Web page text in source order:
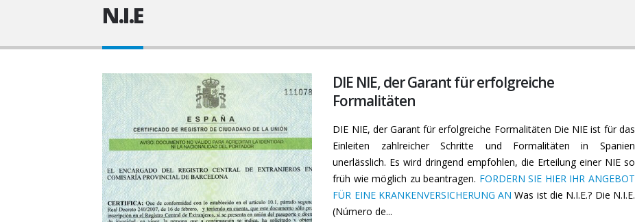
N.I.E
DIE NIE, der Garant für erfolgreiche
Formalitäten
DIE NIE, der Garant für erfolgreiche Formalitäten Die NIE ist für das
Einleiten zahlreicher Schritte und Formalitäten in Spanien
unerlässlich. Es wird dringend empfohlen, die Erteilung einer NIE so
früh wie möglich zu beantragen. FORDERN SIE HIER IHR ANGEBOT
FÜR EINE KRANKENVERSICHERUNG ANWas ist die N.I.E.? Die N.I.E.
(Número de...